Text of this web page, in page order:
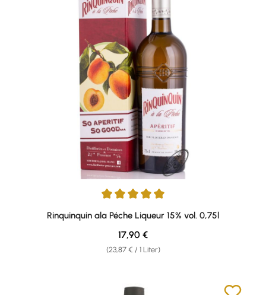
Durchschnittliche Bewertung von 5 von 5 Sternen
Rinquinquin ala Péche Liqueur 15% vol. 0,75l
(23,87 € / 1 Liter)
Regulärer Preis:
17,90 €